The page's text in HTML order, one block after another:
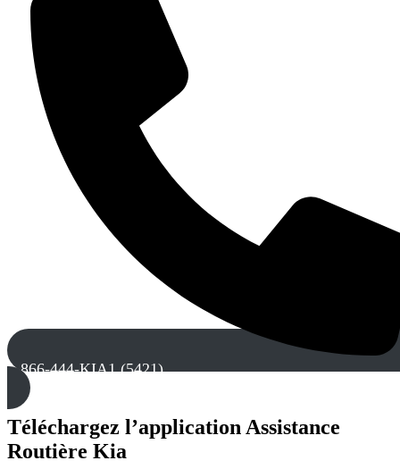
1-866-444-KIA1 (5421)
Téléchargez l’application Assistance
Routière Kia